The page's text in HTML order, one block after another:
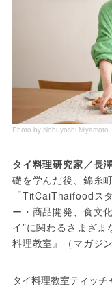
Photo by Nobuyoshi Miyamoto
タイ料理研究家／長
礎を学んだ後、錦糸
「TitCaiThaifoodス
ー・商品開発、食文
イ”に関わるさまざ
料理教室』（マガジ
タイ料理教室ティッ